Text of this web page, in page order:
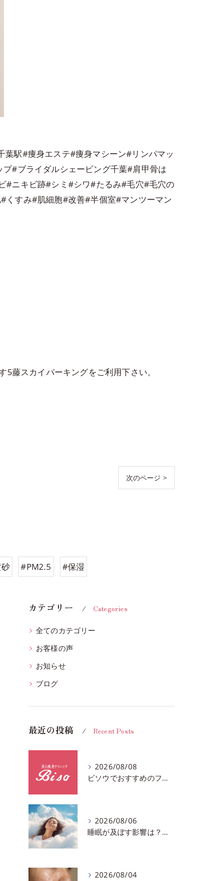
駅#痩身エステ#痩身マシーン#リンパマッ
#ブライダルシェービング千葉#肩甲骨は
#ニキビ跡#シミ#シワ#たるみ#毛穴#毛穴の
くすみ#肌細胞#改善#半個室#マンツーマン
スカイパーキングをご利用下さい。
次のページ >
#PM2.5 #保湿
カテゴリー Categories
全てのカテゴリー
お客様の声
お知らせ
ブログ
最近の投稿 Recent Posts
2026/08/08
ビソウでおすすめのフェースビューティーの洗顔♪千葉市中央区フルハンドで体質、姿勢改善！！
2026/08/06
睡眠が及ぼす影響は？千葉市おすすめメニュー全身リンパマッサージで全身スッキリ♪
2026/08/04